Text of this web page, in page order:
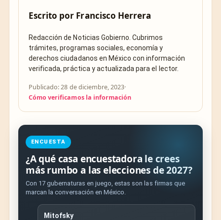
Escrito por Francisco Herrera
Redacción de Noticias Gobierno. Cubrimos
trámites, programas sociales, economía y
derechos ciudadanos en México con información
verificada, práctica y actualizada para el lector.
Publicado: 28 de diciembre, 2023·
Cómo verificamos la información
ENCUESTA
¿A qué casa encuestadora le crees
más rumbo a las elecciones de 2027?
Con 17 gubernaturas en juego, estas son las firmas que
marcan la conversación en México.
Mitofsky